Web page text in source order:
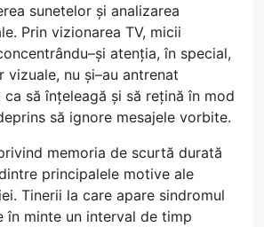
sunetelor și analizarea
Prin vizionarea TV, micii
atenția, în special,
vizuale, nu și–au antrenat
să înțeleagă și să rețină în mod
să ignore mesajele vorbite.
memoria de scurtă durată
principalele motive ale
Tinerii la care apare sindromul
în minte un interval de timp